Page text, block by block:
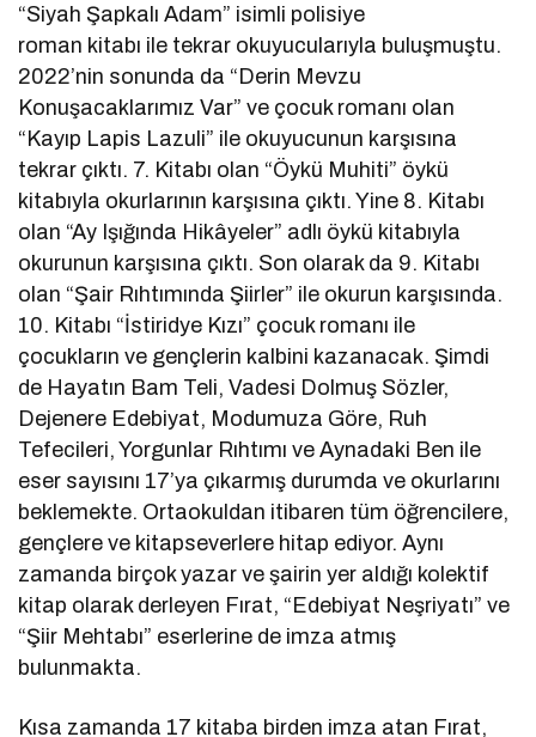
“Siyah Şapkalı Adam” isimli polisiye
roman kitabı ile tekrar okuyucularıyla buluşmuştu.
2022’nin sonunda da “Derin Mevzu
Konuşacaklarımız Var” ve çocuk romanı olan
“Kayıp Lapis Lazuli” ile okuyucunun karşısına
tekrar çıktı. 7. Kitabı olan “Öykü Muhiti” öykü
kitabıyla okurlarının karşısına çıktı. Yine 8. Kitabı
olan “Ay Işığında Hikâyeler” adlı öykü kitabıyla
okurunun karşısına çıktı. Son olarak da 9. Kitabı
olan “Şair Rıhtımında Şiirler” ile okurun karşısında.
10. Kitabı “İstiridye Kızı” çocuk romanı ile
çocukların ve gençlerin kalbini kazanacak. Şimdi
de Hayatın Bam Teli, Vadesi Dolmuş Sözler,
Dejenere Edebiyat, Modumuza Göre, Ruh
Tefecileri, Yorgunlar Rıhtımı ve Aynadaki Ben ile
eser sayısını 17’ya çıkarmış durumda ve okurlarını
beklemekte. Ortaokuldan itibaren tüm öğrencilere,
gençlere ve kitapseverlere hitap ediyor. Aynı
zamanda birçok yazar ve şairin yer aldığı kolektif
kitap olarak derleyen Fırat, “Edebiyat Neşriyatı” ve
“Şiir Mehtabı” eserlerine de imza atmış
bulunmakta.
Kısa zamanda 17 kitaba birden imza atan Fırat,